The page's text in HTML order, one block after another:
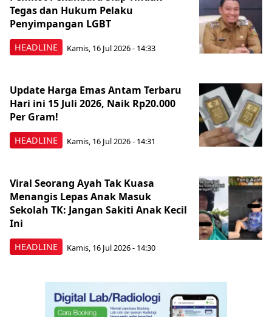
HEADLINE
Tegas dan Hukum Pelaku
Penyimpangan LGBT
Kamis, 16 Jul 2026 - 14:33
HEADLINE
Update Harga Emas Antam Terbaru
Hari ini 15 Juli 2026, Naik Rp20.000
Per Gram!
Kamis, 16 Jul 2026 - 14:31
HEADLINE
Viral Seorang Ayah Tak Kuasa
Menangis Lepas Anak Masuk
Sekolah TK: Jangan Sakiti Anak Kecil
Ini
Kamis, 16 Jul 2026 - 14:30